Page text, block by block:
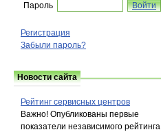
Пароль
Регистрация
Забыли пароль?
Новости сайта
Рейтинг сервисных центров
Важно! Опубликованы первые
показатели независимого рейтинга